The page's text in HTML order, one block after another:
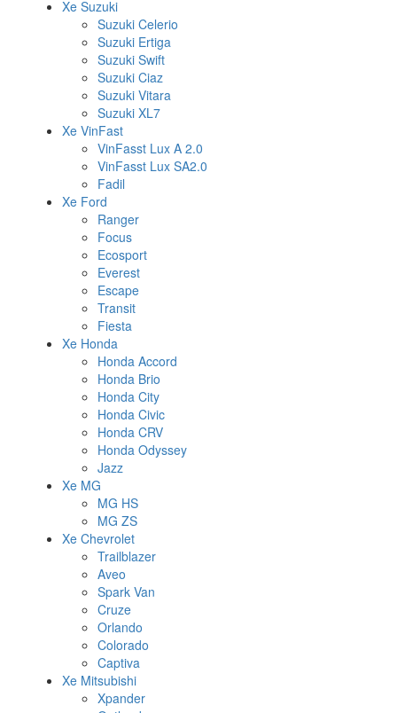
Xe Suzuki
Suzuki Celerio
Suzuki Ertiga
Suzuki Swift
Suzuki Ciaz
Suzuki Vitara
Suzuki XL7
Xe VinFast
VinFasst Lux A 2.0
VinFasst Lux SA2.0
Fadil
Xe Ford
Ranger
Focus
Ecosport
Everest
Escape
Transit
Fiesta
Xe Honda
Honda Accord
Honda Brio
Honda City
Honda Civic
Honda CRV
Honda Odyssey
Jazz
Xe MG
MG HS
MG ZS
Xe Chevrolet
Trailblazer
Aveo
Spark Van
Cruze
Orlando
Colorado
Captiva
Xe Mitsubishi
Xpander